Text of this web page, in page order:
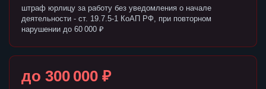
штраф юрлицу за работу без уведомления о начале
деятельности - ст. 19.7.5-1 КоАП РФ, при повторном
нарушении до 60 000 ₽
до 300 000 ₽